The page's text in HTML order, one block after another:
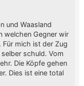
und Waasland
welchen Gegner wir
mich ist der Zug
schuld. Vom
Die Köpfe gehen
Dies ist eine total